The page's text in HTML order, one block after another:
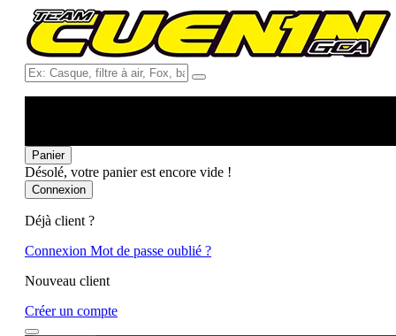
Ex:
Casque,
Fox,
...
Panier
Désolé, votre panier est encore vide !
Connexion
Déjà client ?
Connexion Mot de passe oublié ?
Nouveau client
Créer un compte